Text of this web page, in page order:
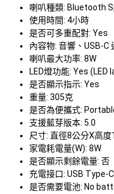
喇叭種類: Bluetooth
使用時間: 4小時
是否可多重配對: Yes
內容物: 音響、USB-C
喇叭最大功率: 8W
LED燈功能: Yes (LED
是否顯示指示: Yes
重量: 305克
是否為便攜式:
支援藍芽版本: 5.0
尺寸: 直徑8公分X高
家電耗電量(W): 8W
是否顯示剩餘電量: 否
充電接口: USB Type-C
是否需要電池: No